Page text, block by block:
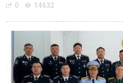
0 14632